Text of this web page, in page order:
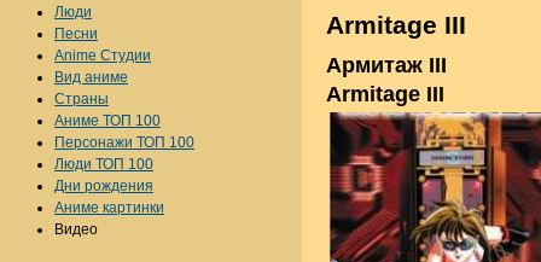
Armitage III
Армитаж III
Armitage III
Люди
Песни
Anime Студии
Вид аниме
Страны
Аниме ТОП 100
Персонажи ТОП 100
Люди ТОП 100
Дни рождения
Аниме картинки
Видео